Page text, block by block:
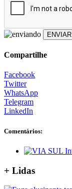
ENVIAR
Compartilhe
Facebook
Twitter
WhatsApp
Telegram
LinkedIn
Comentários:
+ Lidas